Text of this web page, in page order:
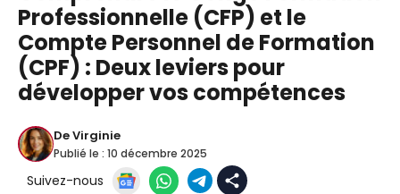
Professionnelle (CFP) et le
Compte Personnel de Formation
(CPF) : Deux leviers pour
développer vos compétences
DeVirginie
Publié le : 10 décembre 2025
Suivez-nous